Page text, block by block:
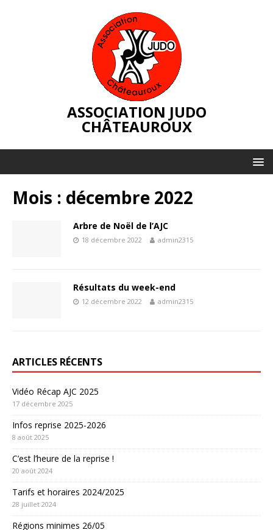
ASSOCIATION JUDO
CHÂTEAUROUX
Mois : décembre 2022
Arbre de Noël de l’AJC
18 décembre 2022 admin2315
Résultats du week-end
12 décembre 2022 admin2315
ARTICLES RÉCENTS
Vidéo Récap AJC 2025
17 décembre 2025
Infos reprise 2025-2026
8 août 2025
C’est l’heure de la reprise !
20 août 2024
Tarifs et horaires 2024/2025
28 juillet 2024
Régions minimes 26/05